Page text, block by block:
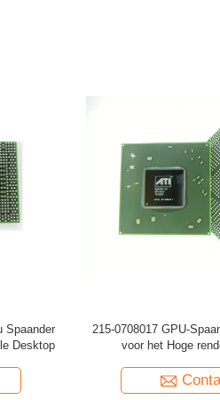
De Spaander van
Verwerkingseenheid